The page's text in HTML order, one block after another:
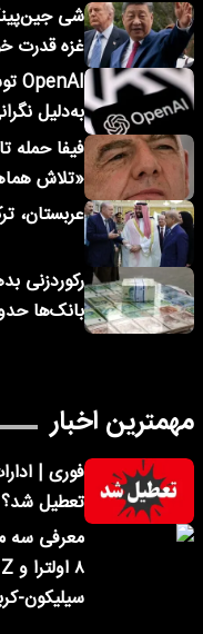
شی
غزه قدرت
به‌دلیل
فیفا حمله
«تلاش
عربستان،
بانک‌ها حدودا ۳
مهمترین اخبار
تعطیل شد؟
سیلیکون-